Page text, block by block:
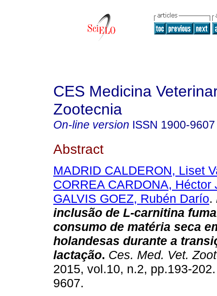
CES Medicina
Zootecnia
On-line version ISSN 1900-9607
Abstract
MADRID CALDERON, Liset
CORREA CARDONA, Héctor
GALVIS GOEZ, Rubén Darío.
inclusão de L-carnitina
consumo de matéria seca
holandesas durante a
lactação. Ces. Med. Vet.
2015, vol.10, n.2, pp.193-
9607.